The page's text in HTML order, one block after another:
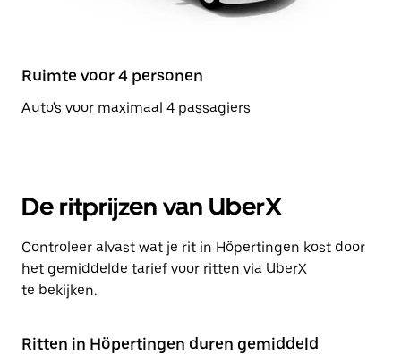
Ruimte voor 4 personen
Auto's voor maximaal 4 passagiers
De ritprijzen van UberX
Controleer alvast wat je rit in Höpertingen kost door
het gemiddelde tarief voor ritten via UberX
te bekijken.
Ritten in Höpertingen duren gemiddeld